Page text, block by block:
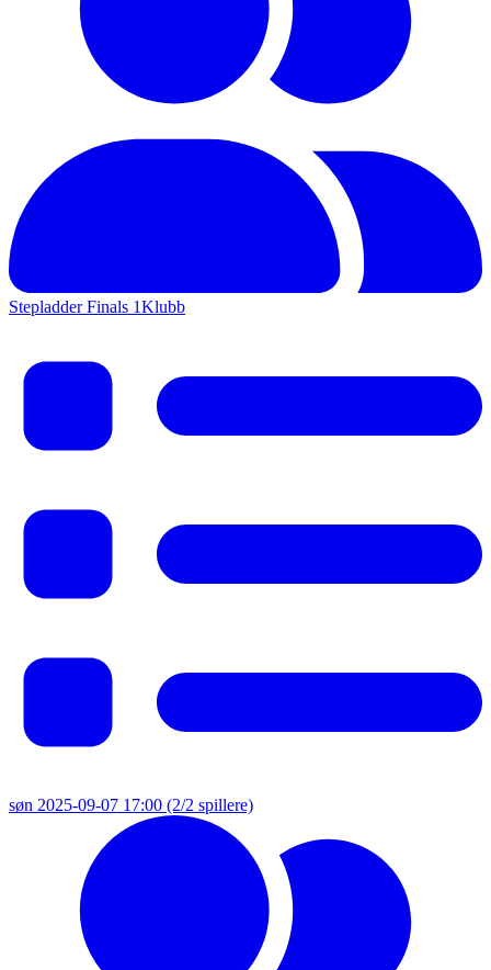
Stepladder Finals 1Klubb
søn 2025-09-07 17:00 (2/2 spillere)